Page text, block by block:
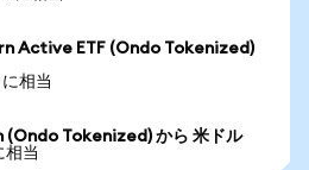
Active ETF (Ondo Tokenized)
相当
(Ondo Tokenized) から 米ドル
相当